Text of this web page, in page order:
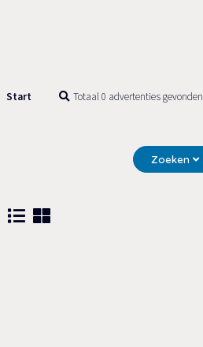
Start Totaal 0 advertenties gevonden
Zoeken